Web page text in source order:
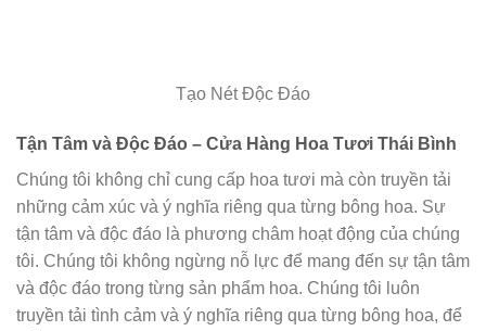
Tạo Nét Độc Đáo
Tận Tâm và Độc Đáo – Cửa Hàng Hoa Tươi Thái Bình
Chúng tôi không chỉ cung cấp hoa tươi mà còn truyền tải
những cảm xúc và ý nghĩa riêng qua từng bông hoa. Sự
tận tâm và độc đáo là phương châm hoạt động của chúng
tôi. Chúng tôi không ngừng nỗ lực để mang đến sự tận tâm
và độc đáo trong từng sản phẩm hoa. Chúng tôi luôn
truyền tải tình cảm và ý nghĩa riêng qua từng bông hoa, để